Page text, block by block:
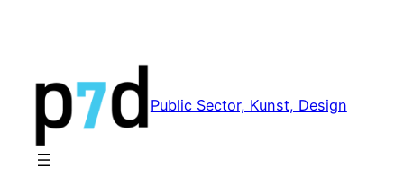
Public Sector, Kunst, Design